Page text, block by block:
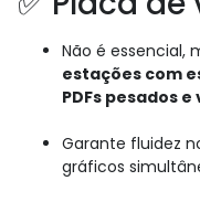
Não é essencial,
estações com
PDFs pesados
Garante fluidez
gráficos